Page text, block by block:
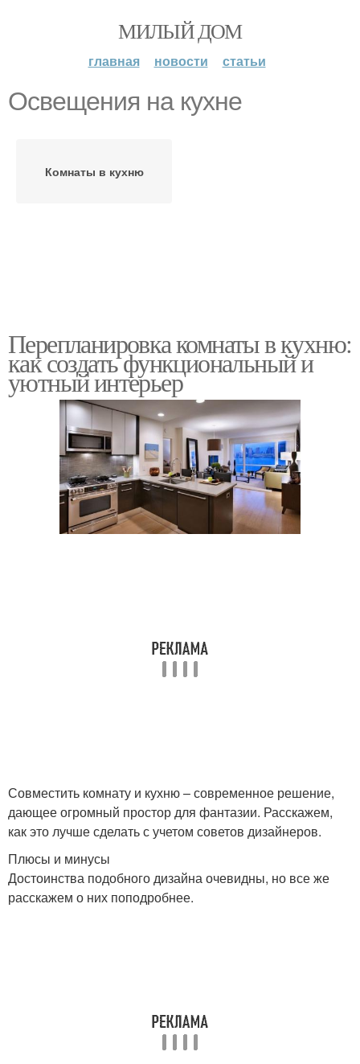
МИЛЫЙ ДОМ
главная новости статьи
Освещения на кухне
Комнаты в кухню
Перепланировка комнаты в кухню:
как создать функциональный и
уютный интерьер
Совместить комнату и кухню – современное решение,
дающее огромный простор для фантазии. Расскажем,
как это лучше сделать с учетом советов дизайнеров.
Плюсы и минусы
Достоинства подобного дизайна очевидны, но все же
расскажем о них поподробнее.